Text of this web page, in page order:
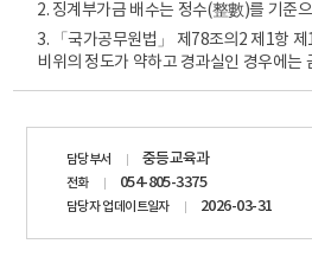
2. 징계부가금 배수는 정수(整數)를 기준
3. 「국가공무원법」 제78조의2 제1항
비위의 정도가 약하고 경과실인 경우에는
담당부서 중등교육과
전화 054-805-3375
담당자 업데이트일자 2026-03-31